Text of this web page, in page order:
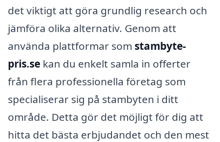
det viktigt att göra grundlig research och
jämföra olika alternativ. Genom att
använda plattformar som stambyte-
pris.se kan du enkelt samla in offerter
från flera professionella företag som
specialiserar sig på stambyten i ditt
område. Detta gör det möjligt för dig att
hitta det bästa erbjudandet och den mest